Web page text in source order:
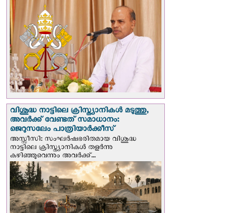
വിശുദ്ധ നാട്ടിലെ ക്രിസ്ത്യാനികൾ മടുത്തു,
അവർക്ക് വേണ്ടത് സമാധാനം:
ജെറുസലേം പാത്രിയാര്‍ക്കീസ്
അസ്സീസി: സംഘര്‍ഷഭരിതമായ വിശുദ്ധ
നാട്ടിലെ ക്രിസ്ത്യാനികൾ തളര്‍ന്നു
കഴിഞ്ഞുവെന്നും അവർക്ക്...